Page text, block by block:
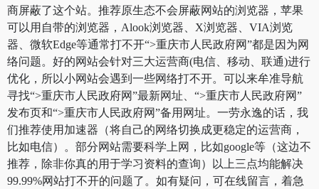
商屏蔽了这个站。推荐原生态不会屏蔽网站的浏览器，苹果
可以用自带的浏览器，Alook浏览器、X浏览器、VIA浏览
器、微软Edge等通常打不开“>重庆市人民政府网”都是因为网
络问题。好的网站会针对三大运营商(电信、移动、联通)进行
优化，所以小网站会遇到一些网络打不开。可以来牟准导航
寻找“>重庆市人民政府网”最新网址、“>重庆市人民政府网”
发布页和“>重庆市人民政府网”备用网址。一劳永逸的话，我
们推荐使用加速器（将自己的网络切换成更稳定的运营商，
比如电信）。部分网站需要科学上网，比如google等（这边不
推荐，除非你真的用于学习资料的查询）以上三点均能解决
99.99%网站打不开的问题了。如有疑问，可在线留言，着急